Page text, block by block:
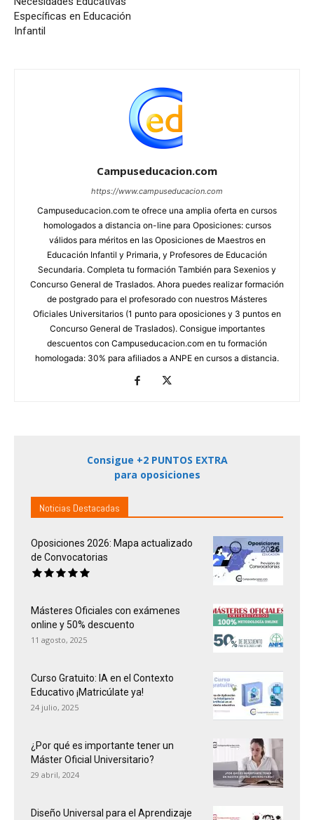
Específicas en Educación
Infantil
Campuseducacion.com
https://www.campuseducacion.com
Campuseducacion.com te ofrece una amplia oferta en cursos
homologados a distancia on-line para Oposiciones: cursos
válidos para méritos en las Oposiciones de Maestros en
Educación Infantil y Primaria, y Profesores de Educación
Secundaria. Completa tu formación También para Sexenios y
Concurso General de Traslados. Ahora puedes realizar formación
de postgrado para el profesorado con nuestros Másteres
Oficiales Universitarios (1 punto para oposiciones y 3 puntos en
Concurso General de Traslados). Consigue importantes
descuentos con Campuseducacion.com en tu formación
homologada: 30% para afiliados a ANPE en cursos a distancia.
Consigue +2 PUNTOS EXTRA
para oposiciones
Noticias Destacadas
Oposiciones 2026: Mapa actualizado
de Convocatorias
Másteres Oficiales con exámenes
online y 50% descuento
11 agosto, 2025
Curso Gratuito: IA en el Contexto
Educativo ¡Matricúlate ya!
24 julio, 2025
¿Por qué es importante tener un
Máster Oficial Universitario?
29 abril, 2024
Diseño Universal para el Aprendizaje